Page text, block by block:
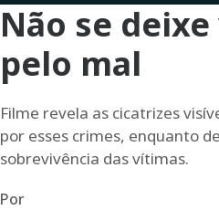
Não se
pelo mal
Filme revela as cicatrizes
por esses crimes, enquanto
sobrevivência das vítimas.
Por